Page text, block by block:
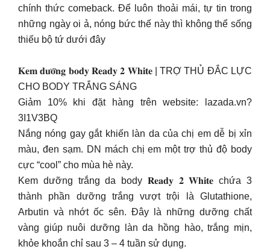
chính thức comeback. Để luôn thoải mái, tự tin trong
những ngày oi ả, nóng bức thế này thì không thể sống
thiếu bộ tứ dưới đây
𝐊𝐞𝐦 𝐝𝐮̛𝐨̛̃𝐧𝐠 𝐛𝐨𝐝𝐲 𝐑𝐞𝐚𝐝𝐲 𝟐 𝐖𝐡𝐢𝐭𝐞 | TRỢ THỦ ĐẮC LỰC
CHO BODY TRẮNG SÁNG
Giảm 10% khi đặt hàng trên website: lazada.vn?
3I1V3BQ
Nắng nóng gay gắt khiến làn da của chị em dễ bị xỉn
màu, đen sạm. DN mách chị em một trợ thủ độ body
cực “cool” cho mùa hè này.
Kem dưỡng trắng da body 𝐑𝐞𝐚𝐝𝐲 𝟐 𝐖𝐡𝐢𝐭𝐞 chứa 3
thành phần dưỡng trắng vượt trội là Glutathione,
Arbutin và nhớt ốc sên. Đây là những dưỡng chất
vàng giúp nuôi dưỡng làn da hồng hào, trắng mịn,
khỏe khoắn chỉ sau 3 – 4 tuần sử dụng.